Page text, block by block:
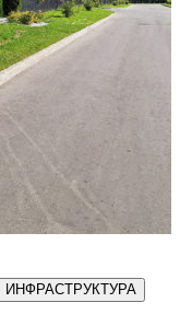
ИНФРАСТРУКТУРА